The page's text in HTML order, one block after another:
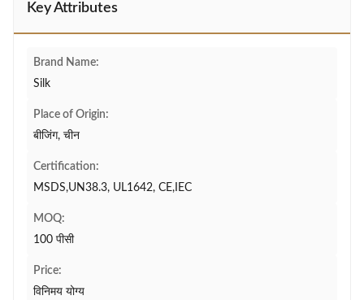
Key Attributes
Brand Name:
Silk
Place of Origin:
बीजिंग, चीन
Certification:
MSDS,UN38.3, UL1642, CE,IEC
MOQ:
100 पीसी
Price:
विनिमय योग्य